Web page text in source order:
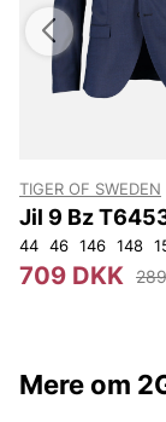
TIGER OF SWEDEN
Jil 9 Bz
44 46 146 148
709 DKK
Mere om